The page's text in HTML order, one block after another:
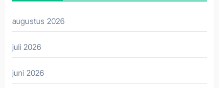
augustus 2026
juli 2026
juni 2026